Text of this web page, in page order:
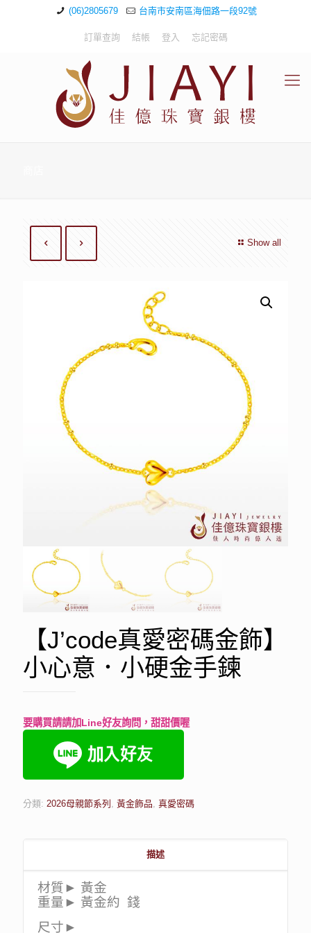
(06)2805679 台南市安南區海佃路一段92號
訂單查詢 結帳 登入 忘記密碼
Show all
【J’code真愛密碼金飾】
小心意．小硬金手鍊
要購買請請加Line好友詢問，甜甜價喔
分類: 2026母親節系列 , 黃金飾品, 真愛密碼
描述
材質► 黃金
重量► 黃金約 錢
尺寸►